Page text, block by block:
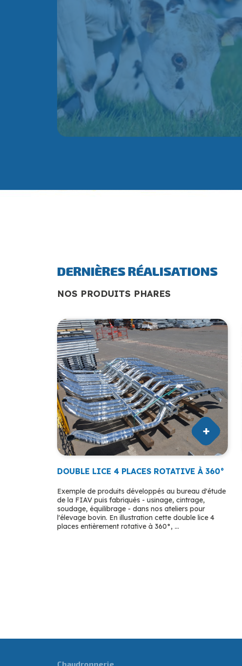
DERNIÈRES RÉALISATIONS
NOS PRODUITS PHARES
DOUBLE LICE 4 PLACES ROTATIVE À 360°
Exemple de produits développés au bureau d'étude
de la FIAV puis fabriqués - usinage, cintrage,
soudage, équilibrage - dans nos ateliers pour
l'élevage bovin. En illustration cette double lice 4
places entièrement rotative à 360°, ...
Chaudronnerie